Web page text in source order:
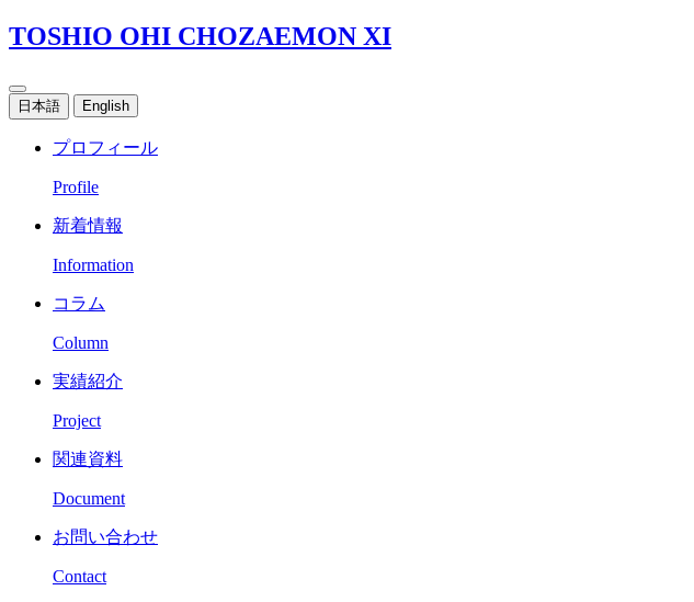
TOSHIO OHI CHOZAEMON XI
日本語 English
プロフィール
Profile
新着情報
Information
コラム
Column
実績紹介
Project
関連資料
Document
お問い合わせ
Contact